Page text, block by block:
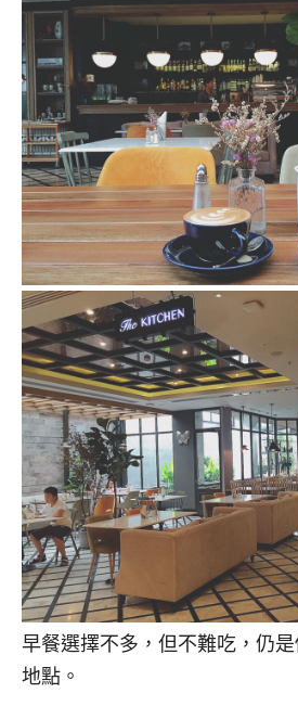
早餐選擇不多，但不難吃，仍
地點。